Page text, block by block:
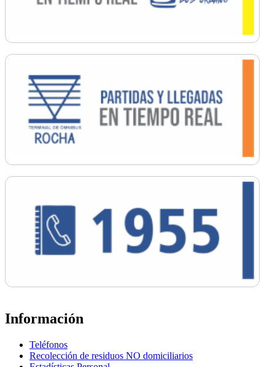
Secretaría General
Información
Teléfonos
Recolección de residuos NO domiciliarios